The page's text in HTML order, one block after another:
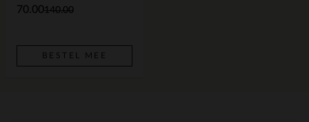
140.00
70.00
BESTEL MEE